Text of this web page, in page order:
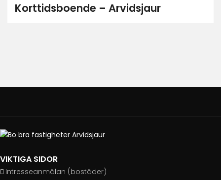
Korttidsboende – Arvidsjaur
VIKTIGA SIDOR
Intresseanmälan (bostäder)